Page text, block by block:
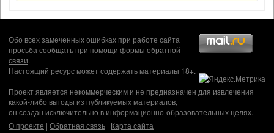
Обо всех замеченных ошибках при работе сайта
просьба сообщать при помощи формы обратной
связи.
Настоящий ресурс может содержать материалы 18+.
Проект является некоммерческим и не предназначен для извлечения
какой-либо выгоды из публикуемых материалов,
он создан исключительно в информационно-образовательных целях.
О проекте | Обратная связь | Карта сайта